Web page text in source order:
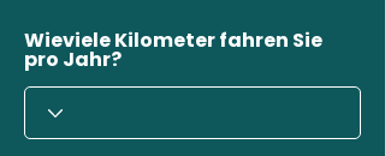
Wieviele Kilometer fahren Sie
pro Jahr?